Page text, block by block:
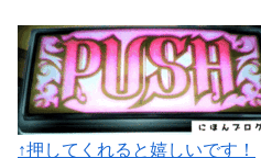
↑押してくれると嬉しいです！